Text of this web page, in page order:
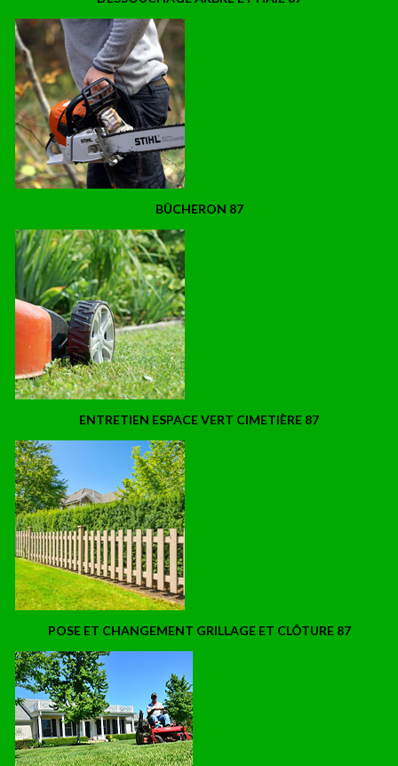
BÛCHERON 87
ENTRETIEN ESPACE VERT CIMETIÈRE 87
POSE ET CHANGEMENT GRILLAGE ET CLÔTURE 87